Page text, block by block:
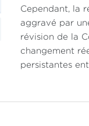
Cependant, la
aggravé par
révision de la
changement
persistantes